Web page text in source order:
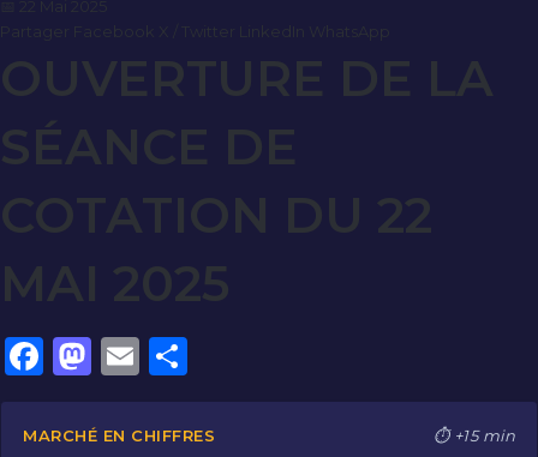
OUVERTURE DE LA
SÉANCE DE
COTATION DU 22
MAI 2025
F
a
c
M
a
st
E
m
ai
ar
ta
MARCHÉ EN CHIFFRES ⏱ +15 min